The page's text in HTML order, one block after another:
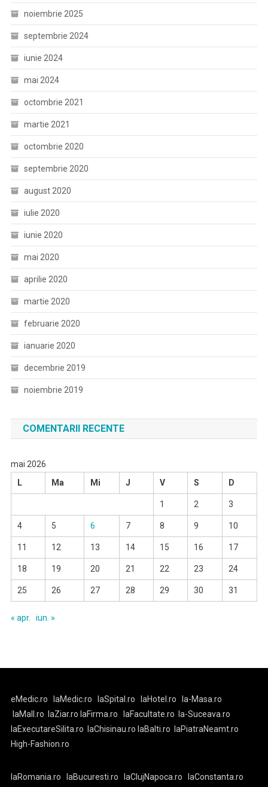
noiembrie 2025
septembrie 2024
iunie 2024
mai 2024
octombrie 2021
martie 2021
octombrie 2020
septembrie 2020
august 2020
iulie 2020
iunie 2020
mai 2020
aprilie 2020
martie 2020
februarie 2020
ianuarie 2020
decembrie 2019
noiembrie 2019
COMENTARII RECENTE
mai 2026
L
Ma Mi J V S D
1 2 3
4 5 6 7 8 9 10
11 12 13 14 15 16 17
18 19 20 21 22 23 24
25 26 27 28 29 30 31
« apr. iun. »
eMedic.ro laMedic.ro laSpital.ro laHotel.ro
la-Masa.ro
laMall.ro
laZiar.ro laFirma.ro laFacultate.ro
la-Suceava.ro
laExecutareSilita.ro
laChisinau.ro laBalti.ro
laPiatraNeamt.ro
High-Fashion.ro
laRomania.ro laBucuresti.ro laClujNapoca.ro laConstanta.ro